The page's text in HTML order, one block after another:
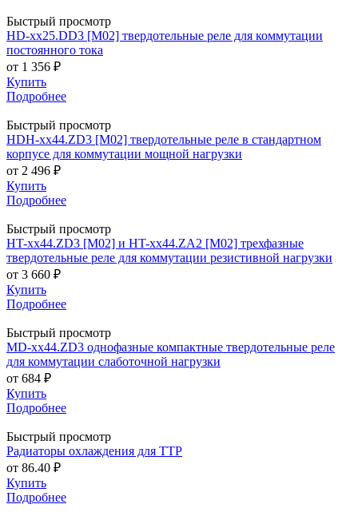
Быстрый просмотр
HD-хх25.DD3 [M02] твердотельные реле для коммутации
постоянного тока
от 1 356 ₽
Купить
Подробнее
Быстрый просмотр
HDH-xx44.ZD3 [M02] твердотельные реле в стандартном
корпусе для коммутации мощной нагрузки
от 2 496 ₽
Купить
Подробнее
Быстрый просмотр
HT-xx44.ZD3 [M02] и HT-xx44.ZA2 [M02] трехфазные
твердотельные реле для коммутации резистивной нагрузки
от 3 660 ₽
Купить
Подробнее
Быстрый просмотр
MD-xx44.ZD3 однофазные компактные твердотельные реле
для коммутации слаботочной нагрузки
от 684 ₽
Купить
Подробнее
Быстрый просмотр
Радиаторы охлаждения для ТТР
от 86.40 ₽
Купить
Подробнее